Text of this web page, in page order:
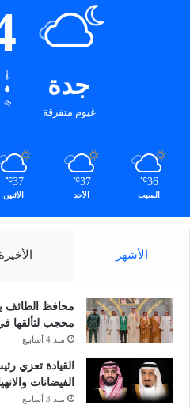
جدة
غيوم متفرقة
36
℃
السبت
37
℃
الأحد
37
℃
الأثنين
الأشهر الأخيرة
محافظ الطائف
محجب لتألقها
منذ 4 أسابيع
القيادة تعزي
الفيضانات
منذ 3 أسابيع